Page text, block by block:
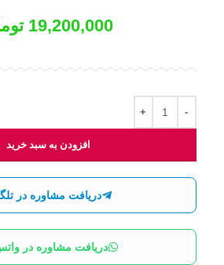
19,200,000
افزودن به سبد خرید
دریافت مشاوره در
دریافت مشاوره در